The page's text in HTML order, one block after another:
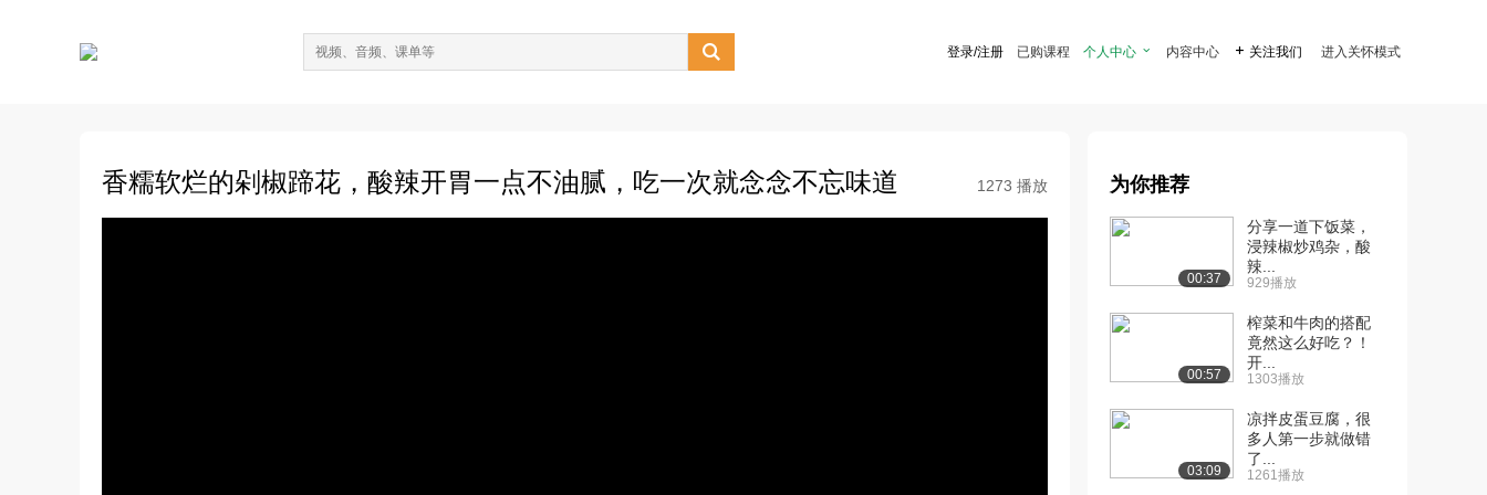
 登录/注册 已购课程 个人中心  内容中心  关注我们 进入关怀模式
香糯软烂的剁椒蹄花，酸辣开胃一点不油腻，吃一次就念念不忘味道 1273 播放 为你推荐
00:37
分享一道下饭菜，
浸辣椒炒鸡杂，酸
辣...
929播放
00:57
榨菜和牛肉的搭配
竟然这么好吃？！
开...
1303播放
03:09
凉拌皮蛋豆腐，很
多人第一步就做错
了...
1261播放